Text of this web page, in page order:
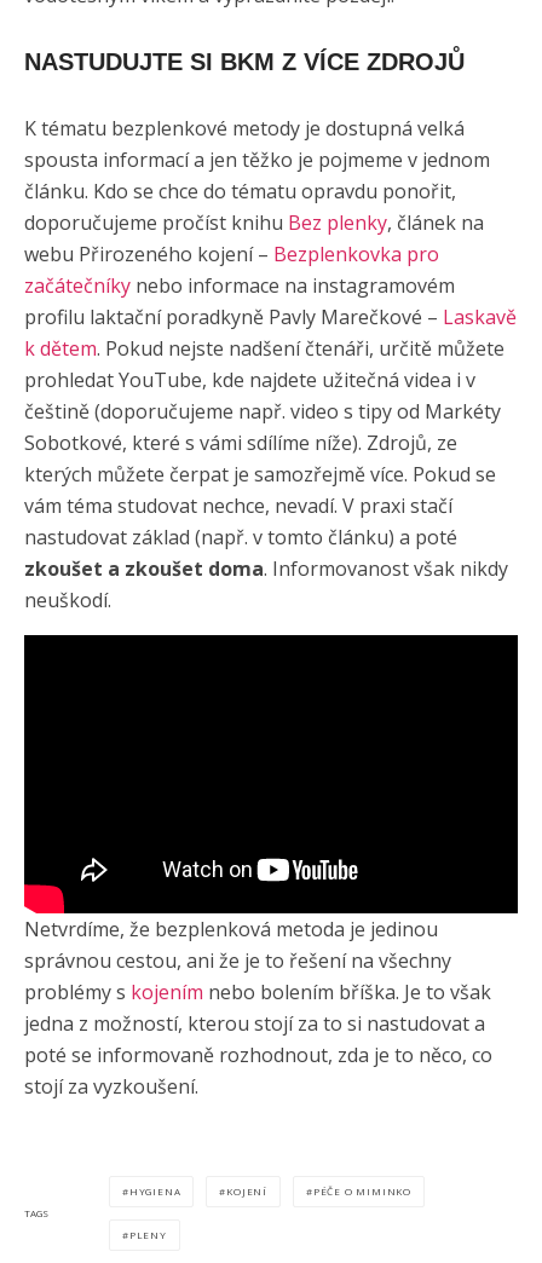
NASTUDUJTE SI BKM Z VÍCE ZDROJŮ
K tématu bezplenkové metody je dostupná velká
spousta informací a jen těžko je pojmeme v jednom
článku. Kdo se chce do tématu opravdu ponořit,
doporučujeme pročíst knihu Bez plenky, článek na
webu Přirozeného kojení – Bezplenkovka pro
začátečníky nebo informace na instagramovém
profilu laktační poradkyně Pavly Marečkové – Laskavě
k dětem. Pokud nejste nadšení čtenáři, určitě můžete
prohledat YouTube, kde najdete užitečná videa i v
češtině (doporučujeme např. video s tipy od Markéty
Sobotkové, které s vámi sdílíme níže). Zdrojů, ze
kterých můžete čerpat je samozřejmě více. Pokud se
vám téma studovat nechce, nevadí. V praxi stačí
nastudovat základ (např. v tomto článku) a poté
zkoušet a zkoušet doma. Informovanost však nikdy
neuškodí.
Netvrdíme, že bezplenková metoda je jedinou
správnou cestou, ani že je to řešení na všechny
problémy s kojením nebo bolením bříška. Je to však
jedna z možností, kterou stojí za to si nastudovat a
poté se informovaně rozhodnout, zda je to něco, co
stojí za vyzkoušení.
TAGS
HYGIENA KOJENÍ PÉČE O MIMINKO
PLENY